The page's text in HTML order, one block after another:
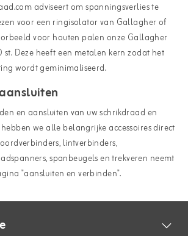
adviseert om spanningsverlies te
voor een ringisolator van Gallagher of
voor houten palen onze Gallagher
st. Deze heeft een metalen kern zodat het
wordt geminimaliseerd.
en aansluiten van uw schrikdraad en
we alle belangrijke accessoires direct
lintverbinders,
spanbeugels en trekveren neemt
"aansluiten en verbinden".